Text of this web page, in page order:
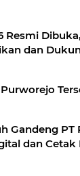
Resmi
dan
Gandeng PT
dan Cetak